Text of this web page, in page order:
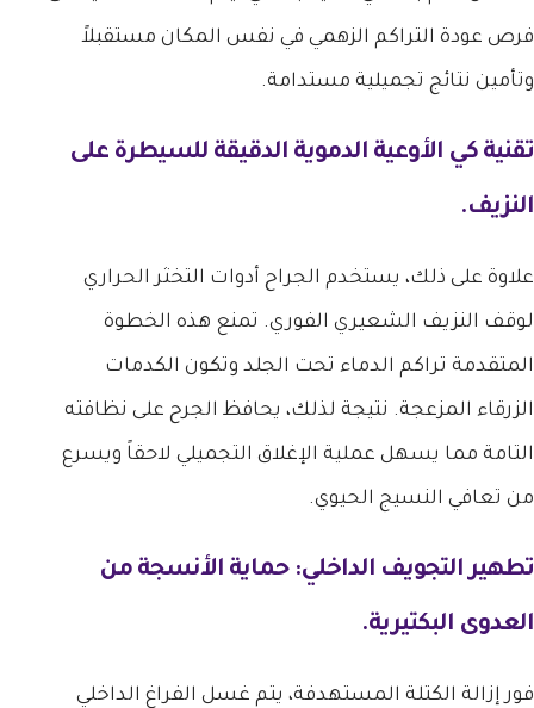
فرص عودة التراكم الزهمي في نفس المكان مستقبلاً
وتأمين نتائج تجميلية مستدامة.
تقنية كي الأوعية الدموية الدقيقة للسيطرة على
النزيف.
علاوة على ذلك، يستخدم الجراح أدوات التخثر الحراري
لوقف النزيف الشعيري الفوري. تمنع هذه الخطوة
المتقدمة تراكم الدماء تحت الجلد وتكون الكدمات
الزرقاء المزعجة. نتيجة لذلك، يحافظ الجرح على نظافته
التامة مما يسهل عملية الإغلاق التجميلي لاحقاً ويسرع
من تعافي النسيج الحيوي.
تطهير التجويف الداخلي: حماية الأنسجة من
العدوى البكتيرية.
فور إزالة الكتلة المستهدفة، يتم غسل الفراغ الداخلي